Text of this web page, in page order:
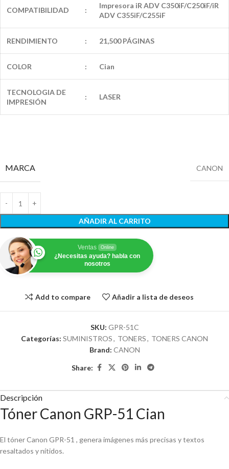
COMPATIBILIDAD :
Impresora iR ADV C350iF/C250iF/iR
ADV C355iF/C255iF
RENDIMIENTO : 21,500 PÁGINAS
COLOR : Cian
TECNOLOGIA DE
IMPRESIÓN
: LASER
MARCA CANON
AÑADIR AL CARRITO
Ventas Online
¿Necesitas ayuda? habla con
nosotros
Add to compare Añadir a lista de deseos
SKU: GPR-51C
Categorías: SUMINISTROS, TONERS, TONERS CANON
Brand: CANON
Share:
Descripción
Tóner Canon GRP-51 Cian
El tóner Canon GPR-51 , genera imágenes más precisas y textos
resaltados y nítidos.